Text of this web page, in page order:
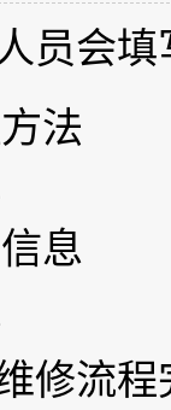
员会
法
息
修流